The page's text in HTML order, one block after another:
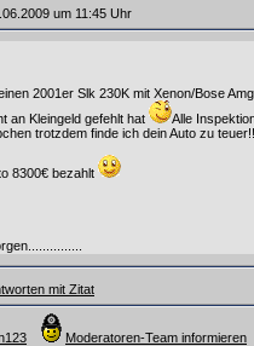
um 11:45 Uhr
2001er Slk 230K mit Xenon/Bose
an Kleingeld gefehlt hat
Alle
trotzdem finde ich dein Auto zu
8300€ bezahlt
mit Zitat
Moderatoren-Team informieren